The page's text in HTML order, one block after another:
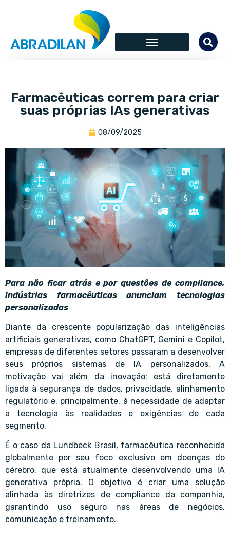
Farmacêuticas correm para criar
suas próprias IAs generativas
08/09/2025
Para não ficar atrás e por questões de compliance,
indústrias farmacêuticas anunciam tecnologias
personalizadas
Diante da crescente popularização das inteligências
artificiais generativas, como ChatGPT, Gemini e Copilot,
empresas de diferentes setores passaram a desenvolver
seus próprios sistemas de IA personalizados. A
motivação vai além da inovação: está diretamente
ligada à segurança de dados, privacidade, alinhamento
regulatório e, principalmente, à necessidade de adaptar
a tecnologia às realidades e exigências de cada
segmento.
É o caso da Lundbeck Brasil, farmacêutica reconhecida
globalmente por seu foco exclusivo em doenças do
cérebro, que está atualmente desenvolvendo uma IA
generativa própria. O objetivo é criar uma solução
alinhada às diretrizes de compliance da companhia,
garantindo uso seguro nas áreas de negócios,
comunicação e treinamento.